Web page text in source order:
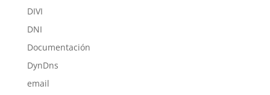
DIVI
DNI
Documentación
DynDns
email